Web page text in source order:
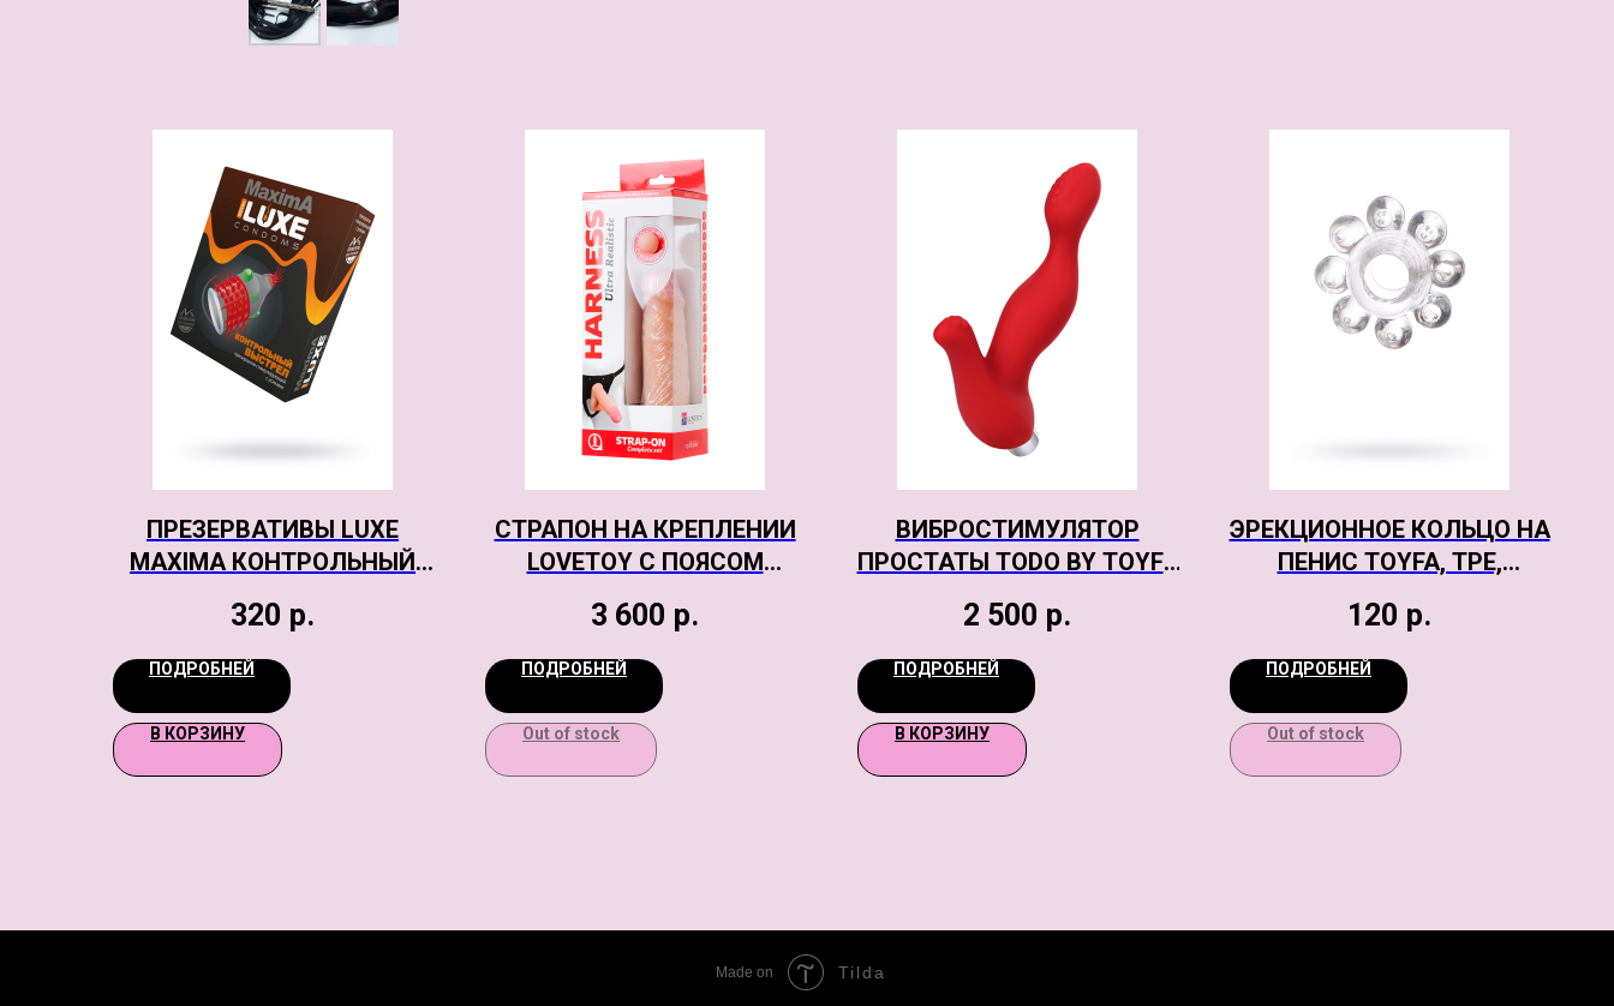
ПРЕЗЕРВАТИВЫ LUXE
MAXIMA КОНТРОЛЬНЫЙ
320 р.
ПОДРОБНЕЙ
В КОРЗИНУ
СТРАПОН НА КРЕПЛЕНИИ
LOVETOY С ПОЯСОМ
РЕАЛИСТИЧНЫЙ, NEOSKIN,
17,5 СМ
3 600 р.
ПОДРОБНЕЙ
Out of stock
ВИБРОСТИМУЛЯТОР
ПРОСТАТЫ TODO BY TOYFA
КРАСНЫЙ, 12,5 СМ
2 500 р.
ПОДРОБНЕЙ
В КОРЗИНУ
ЭРЕКЦИОННОЕ КОЛЬЦО НА
ПЕНИС TOYFA, TPE,
120 р.
ПОДРОБНЕЙ
Out of stock
Made on Tilda